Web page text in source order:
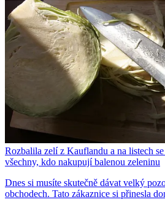
Rozbalila zelí z Kauflandu a na listech
všechny, kdo nakupují balenou zeleninu
Dnes si musíte skutečně dávat velký
obchodech. Tato zákaznice si přinesla